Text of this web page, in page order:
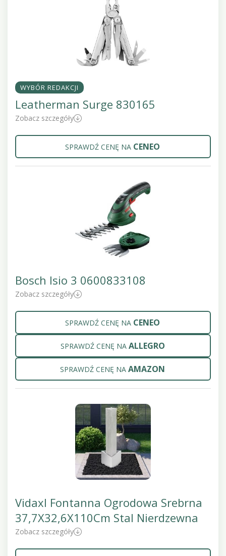
WYBÓR REDAKCJI
Leatherman Surge 830165
Zobacz szczegóły
SPRAWDŹ CENĘ NA CENEO
Bosch Isio 3 0600833108
Zobacz szczegóły
SPRAWDŹ CENĘ NA CENEO
SPRAWDŹ CENĘ NA ALLEGRO
SPRAWDŹ CENĘ NA AMAZON
Vidaxl Fontanna Ogrodowa Srebrna
37,7X32,6X110Cm Stal Nierdzewna
Zobacz szczegóły